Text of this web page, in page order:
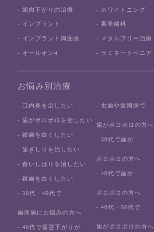
- 歯肉下がりの治療
- インプラント
- インプラント周囲炎
- オールオン4
- ホワイトニング
- 審美歯科
- メタルフリー治療
- ラミネートベニア
お悩み別治療
- 口内炎を治したい
- 歯がボロボロを治したい
- 銀歯を白くしたい
- 歯ぎしりを治したい
- 食いしばりを治したい
- 銀歯を白くしたい
- 30代・40代で
歯周病にお悩みの方へ
- 40代で歯茎下がりが
- 虫歯や歯周病で
歯がボロボロの方へ
- 30代で歯が
ボロボロの方へ
- 40代で歯が
ボロボロの方へ
- 40代・50代で
歯がボロボロの方へ